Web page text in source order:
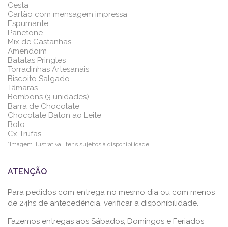
Cesta
Cartão com mensagem impressa
Espumante
Panetone
Mix de Castanhas
Amendoim
Batatas Pringles
Torradinhas Artesanais
Biscoito Salgado
Tâmaras
Bombons (3 unidades)
Barra de Chocolate
Chocolate Baton ao Leite
Bolo
Cx Trufas
*Imagem ilustrativa. Itens sujeitos à disponibilidade.
ATENÇÃO
Para pedidos com entrega no mesmo dia ou com menos
de 24hs de antecedência, verificar a disponibilidade.
Fazemos entregas aos Sábados, Domingos e Feriados